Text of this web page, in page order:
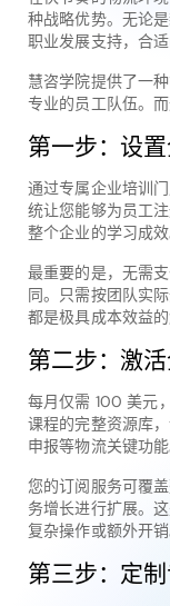
种战略优势。无论
职业发展支持，合
慧咨学院提供了一
专业的员工队伍。
第一步：设
通过专属企业培训
统让您能够为员工
整个企业的学习成效
最重要的是，无需
同。只需按团队实
都是极具成本效益的
第二步：激
每月仅需 100 美元
课程的完整资源库
申报等物流关键功能
您的订阅服务可覆
务增长进行扩展。
复杂操作或额外开销
第三步：定